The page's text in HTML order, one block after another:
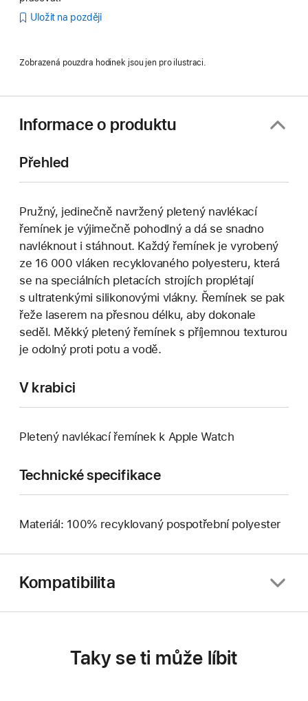
Uložit na později
Zobrazená pouzdra hodinek jsou jen pro ilustraci.
Informace o produktu
Přehled
Pružný, jedinečně navržený pletený navlékací
řemínek je výjimečně pohodlný a dá se snadno
navléknout i stáhnout. Každý řemínek je vyrobený
ze 16 000 vláken recyklovaného polyesteru, která
se na speciálních pletacích strojích proplétají
s ultratenkými silikonovými vlákny. Řemínek se pak
řeže laserem na přesnou délku, aby dokonale
seděl. Měkký pletený řemínek s příjemnou texturou
je odolný proti potu a vodě.
V krabici
Pletený navlékací řemínek k Apple Watch
Technické specifikace
Materiál: 100% recyklovaný pospotřební polyester
Kompatibilita
Taky se ti může líbit